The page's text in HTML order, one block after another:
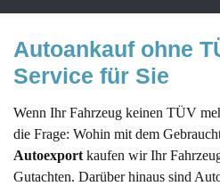
Autoankauf ohne
Service für Sie
Wenn Ihr Fahrzeug keinen TÜV
die Frage: Wohin mit dem
Autoexport kaufen wir Ihr
Gutachten. Darüber hinaus sind